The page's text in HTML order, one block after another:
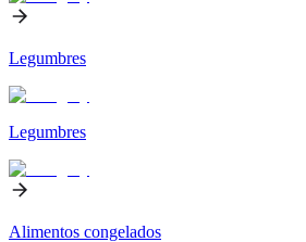
Legumbres
Legumbres
Alimentos congelados